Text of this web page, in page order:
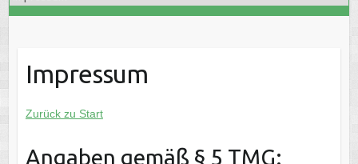
Impressum
Zurück zu Start
Angaben gemäß § 5 TMG: